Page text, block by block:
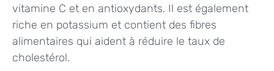
vitamine C et en antioxydants. Il est également
riche en potassium et contient des fibres
alimentaires qui aident à réduire le taux de
cholestérol.